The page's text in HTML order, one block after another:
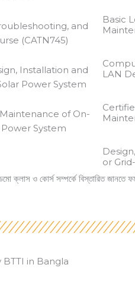
Basic
LAN
or
ক্লাস ও কোর্স সম্পর্কে বিস্তারিত জানতে